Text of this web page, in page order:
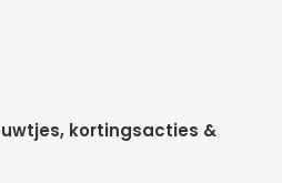
kortingsacties &